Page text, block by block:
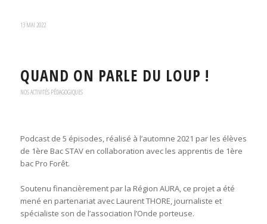
13 MAI 2022
QUAND ON PARLE DU LOUP !
NOS ACTIVITÉS PÉDAGOGIQUES
Podcast de 5 épisodes, réalisé à l’automne 2021 par les élèves
de 1ère Bac STAV en collaboration avec les apprentis de 1ère
bac Pro Forêt.
Soutenu financièrement par la Région AURA, ce projet a été
mené en partenariat avec Laurent THORE, journaliste et
spécialiste son de l’association l’Onde porteuse.